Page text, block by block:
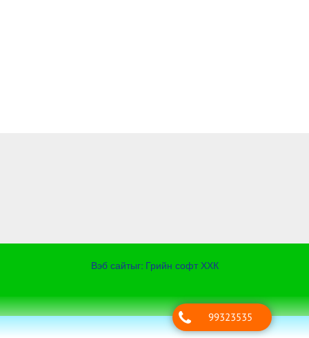
Вэб сайтыг: Грийн софт ХХК
99323535